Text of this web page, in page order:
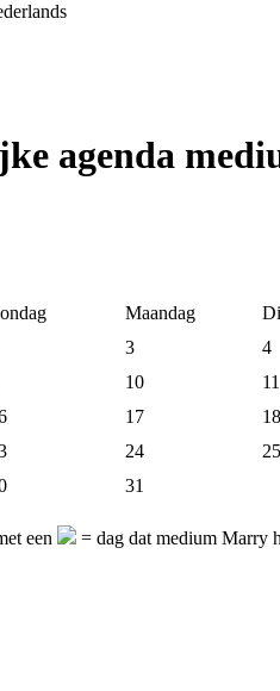
agenda
Maandag
3 4
10 11
17 18
24 25
31
een = dag dat medium Marry